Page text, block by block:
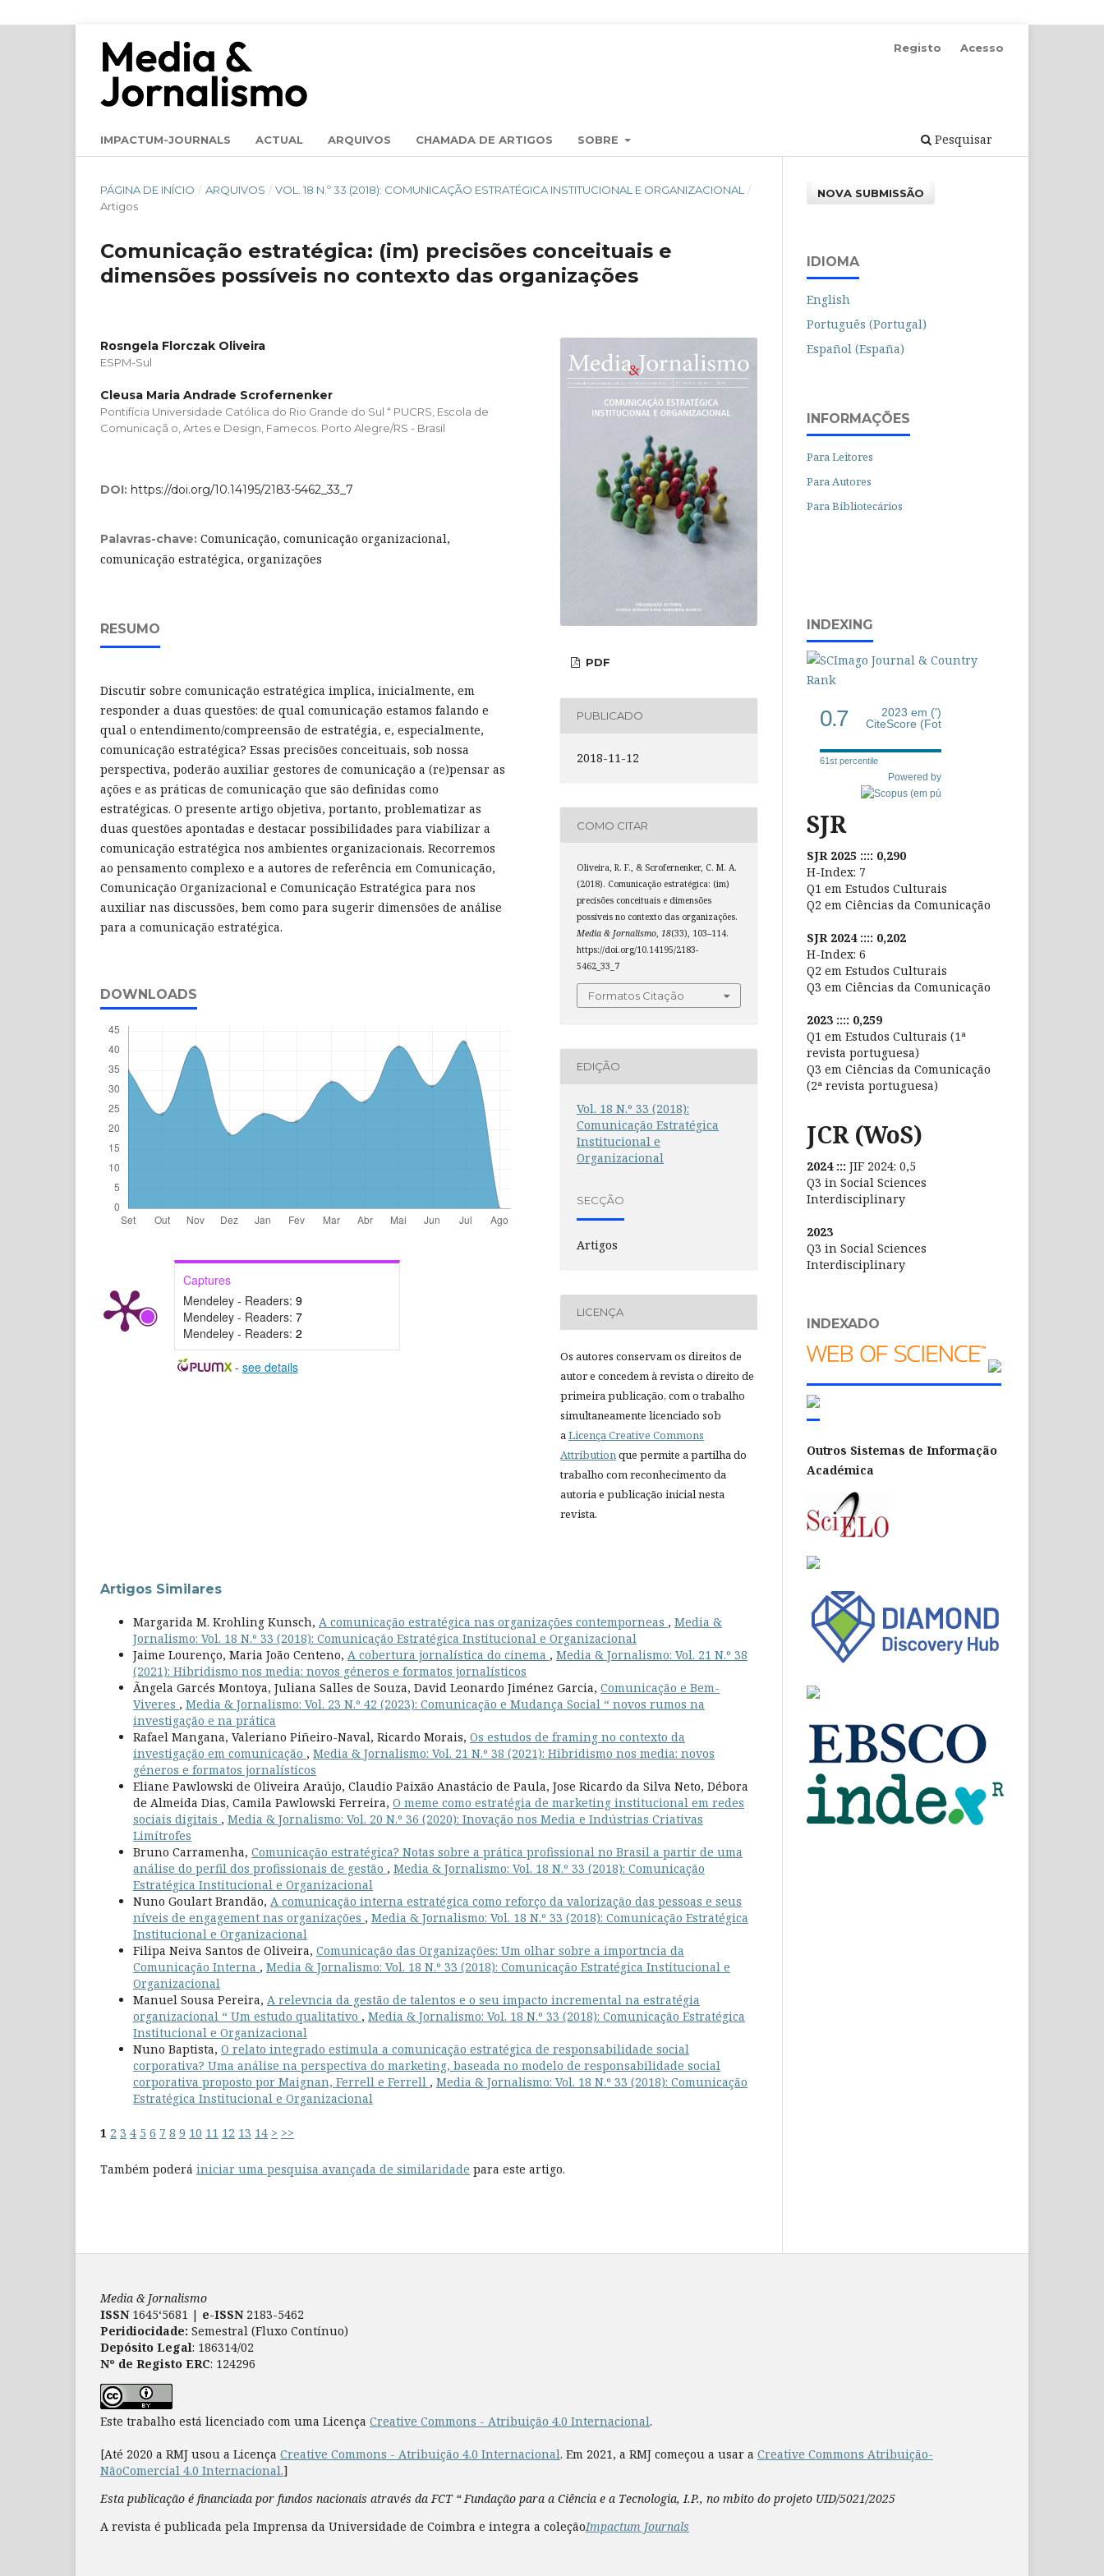
IMPACTUM-JOURNALS ACTUAL ARQUIVOS CHAMADA DE ARTIGOS SOBRE Pesquisar
Registo Acesso
PÁGINA DE INÍCIO / ARQUIVOS / VOL. 18 N.º 33 (2018): COMUNICAÇÃO ESTRATÉGICA INSTITUCIONAL E ORGANIZACIONAL
/
Artigos
Comunicação estratégica: (im) precisões conceituais e
dimensões possíveis no contexto das organizações
Rosngela Florczak Oliveira
ESPM-Sul
Cleusa Maria Andrade Scrofernenker
Pontifícia Universidade Católica do Rio Grande do Sul “ PUCRS, Escola de
Comunicaçã o, Artes e Design, Famecos. Porto Alegre/RS - Brasil
DOI: https://doi.org/10.14195/2183-5462_33_7
Palavras-chave: Comunicação, comunicação organizacional,
comunicação estratégica, organizações
RESUMO
Discutir sobre comunicação estratégica implica, inicialmente, em
responder a duas questões: de qual comunicação estamos falando e
qual o entendimento/compreensão de estratégia, e, especialmente,
comunicação estratégica? Essas precisões conceituais, sob nossa
perspectiva, poderão auxiliar gestores de comunicação a (re)pensar as
ações e as práticas de comunicação que são definidas como
estratégicas. O presente artigo objetiva, portanto, problematizar as
duas questões apontadas e destacar possibilidades para viabilizar a
comunicação estratégica nos ambientes organizacionais. Recorremos
ao pensamento complexo e a autores de referência em Comunicação,
Comunicação Organizacional e Comunicação Estratégica para nos
auxiliar nas discussões, bem como para sugerir dimensões de análise
para a comunicação estratégica.
DOWNLOADS
Captures
Mendeley - Readers: 9
Mendeley - Readers: 7
Mendeley - Readers: 2
- see details
PDF
PUBLICADO
2018-11-12
COMO CITAR
Oliveira, R. F., & Scrofernenker, C. M. A.
(2018). Comunicação estratégica: (im)
precisões conceituais e dimensões
possíveis no contexto das organizações.
Media & Jornalismo,18(33), 103–114.
https://doi.org/10.14195/2183-
5462_33_7
Formatos Citação
EDIÇÃO
Vol. 18 N.º 33 (2018):
Comunicação Estratégica
Institucional e
Organizacional
SECÇÃO
Artigos
LICENÇA
Os autores conservam os direitos de
autor e concedem à revista o direito de
primeira publicação, com o trabalho
simultaneamente licenciado sob
aLicença Creative Commons
Attributionque permite a partilha do
trabalho com reconhecimento da
autoria e publicação inicial nesta
revista.
Artigos Similares
Margarida M. Krohling Kunsch, A comunicação estratégica nas organizações contemporneas , Media &
Jornalismo: Vol. 18 N.º 33 (2018): Comunicação Estratégica Institucional e Organizacional
Jaime Lourenço, Maria João Centeno, A cobertura jornalística do cinema , Media & Jornalismo: Vol. 21 N.º 38
(2021): Hibridismo nos media: novos géneros e formatos jornalísticos
Ãngela Garcés Montoya, Juliana Salles de Souza, David Leonardo Jiménez Garcia, Comunicação e Bem-
Viveres , Media & Jornalismo: Vol. 23 N.º 42 (2023): Comunicação e Mudança Social “ novos rumos na
investigação e na prática
Rafael Mangana, Valeriano Piñeiro-Naval, Ricardo Morais, Os estudos de framing no contexto da
investigação em comunicação , Media & Jornalismo: Vol. 21 N.º 38 (2021): Hibridismo nos media: novos
géneros e formatos jornalísticos
Eliane Pawlowski de Oliveira Araújo, Claudio Paixão Anastácio de Paula, Jose Ricardo da Silva Neto, Débora
de Almeida Dias, Camila Pawlowski Ferreira, O meme como estratégia de marketing institucional em redes
sociais digitais , Media & Jornalismo: Vol. 20 N.º 36 (2020): Inovação nos Media e Indústrias Criativas
Limítrofes
Bruno Carramenha, Comunicação estratégica? Notas sobre a prática profissional no Brasil a partir de uma
análise do perfil dos profissionais de gestão , Media & Jornalismo: Vol. 18 N.º 33 (2018): Comunicação
Estratégica Institucional e Organizacional
Nuno Goulart Brandão, A comunicação interna estratégica como reforço da valorização das pessoas e seus
níveis de engagement nas organizações , Media & Jornalismo: Vol. 18 N.º 33 (2018): Comunicação Estratégica
Institucional e Organizacional
Filipa Neiva Santos de Oliveira, Comunicação das Organizações: Um olhar sobre a importncia da
Comunicação Interna , Media & Jornalismo: Vol. 18 N.º 33 (2018): Comunicação Estratégica Institucional e
Organizacional
Manuel Sousa Pereira, A relevncia da gestão de talentos e o seu impacto incremental na estratégia
organizacional “ Um estudo qualitativo , Media & Jornalismo: Vol. 18 N.º 33 (2018): Comunicação Estratégica
Institucional e Organizacional
Nuno Baptista, O relato integrado estimula a comunicação estratégica de responsabilidade social
corporativa? Uma análise na perspectiva do marketing, baseada no modelo de responsabilidade social
corporativa proposto por Maignan, Ferrell e Ferrell , Media & Jornalismo: Vol. 18 N.º 33 (2018): Comunicação
Estratégica Institucional e Organizacional
1 2 3 4 5 6 7 8 9 10 11 12 13 14 > >>
Também poderá iniciar uma pesquisa avançada de similaridade para este artigo.
NOVA SUBMISSÃO
IDIOMA
English
Português (Portugal)
Español (España)
INFORMAÇÕES
Para Leitores
Para Autores
Para Bibliotecários
INDEXING
0.7
2023 em (')
CiteScore (Fot
61st percentile
Powered by
SJR
SJR 2025 :::: 0,290
H-Index: 7
Q1 em Estudos Culturais
Q2 em Ciências da Comunicação
SJR 2024 :::: 0,202
H-Index: 6
Q2 em Estudos Culturais
Q3 em Ciências da Comunicação
2023 :::: 0,259
Q1 em Estudos Culturais (1ª
revista portuguesa)
Q3 em Ciências da Comunicação
(2ª revista portuguesa)
JCR (WoS)
2024 ::: JIF 2024: 0,5
Q3 in Social Sciences
Interdisciplinary
2023
Q3 in Social Sciences
Interdisciplinary
INDEXADO
Outros Sistemas de Informação
Académica
Media & Jornalismo
ISSN 1645‘5681 | e-ISSN2183-5462
Peridiocidade: Semestral (Fluxo Contínuo)
Depósito Legal: 186314/02
Nº de Registo ERC: 124296
Este trabalho está licenciado com uma Licença Creative Commons - Atribuição 4.0 Internacional.
[Até 2020 a RMJ usou a Licença Creative Commons - Atribuição 4.0 Internacional. Em 2021, a RMJ começou a usar a Creative Commons Atribuição-
NãoComercial 4.0 Internacional.]
Esta publicação é financiada por fundos nacionais através da FCT “ Fundação para a Ciência e a Tecnologia, I.P., no mbito do projeto UID/5021/2025
A revista é publicada pela Imprensa da Universidade de Coimbra e integra a coleçãoImpactum Journals